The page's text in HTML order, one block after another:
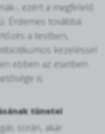
, ezért a megfelelő
Érdemes továbbá
a testben,
kezeléssel
ebben az esetben
is.
tünetei
során, akár